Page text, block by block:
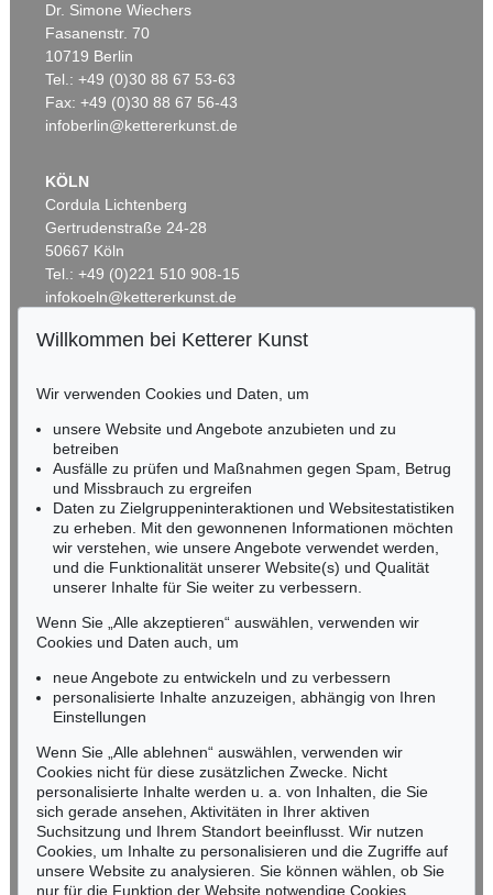
ANDY WARHOL
Marilyn Monroe (10 Blatt)
Ergebnis:€ 4.488.000
Hockende, 1910
WASSILY KANDINSKY
Murnau, 1908
Ergebnis:
Dr. Simone Wiechers
Fasanenstr. 70
10719 Berlin
Tel.: +49 (0)30 88 67 53-63
Fax: +49 (0)30 88 67 56-43
infoberlin@kettererkunst.de
KÖLN
Cordula Lichtenberg
Gertrudenstraße 24-28
50667 Köln
Tel.: +49 (0)221 510 908-15
infokoeln@kettererkunst.de
RHEINLAND-PFALZ
Miriam Heß
Tel.: +49 (0)62 21 58 80-038
Fax: +49 (0)62 21 58 80-595
infoheidelberg@kettererkunst.de
NORDDEUTSCHLAND
Nico Kassel, M.A.
Tel.: +49 (0)89 55244-164
Mobil: +49 (0)171 8618661
n.kassel@kettererkunst.de
Keine Auktion mehr verpassen!
Wir informieren Sie rechtzeitig.
Jetzt zum Newsletter anmelden >
Willkommen bei Ketterer Kunst
Wir verwenden Cookies und Daten, um
unsere Website und Angebote anzubieten und zu
betreiben
Ausfälle zu prüfen und Maßnahmen gegen Spam, Betrug
und Missbrauch zu ergreifen
Daten zu Zielgruppeninteraktionen und Websitestatistiken
zu erheben. Mit den gewonnenen Informationen möchten
wir verstehen, wie unsere Angebote verwendet werden,
und die Funktionalität unserer Website(s) und Qualität
unserer Inhalte für Sie weiter zu verbessern.
Wenn Sie „Alle akzeptieren“ auswählen, verwenden wir
Cookies und Daten auch, um
neue Angebote zu entwickeln und zu verbessern
personalisierte Inhalte anzuzeigen, abhängig von Ihren
Einstellungen
Wenn Sie „Alle ablehnen“ auswählen, verwenden wir
Cookies nicht für diese zusätzlichen Zwecke. Nicht
personalisierte Inhalte werden u. a. von Inhalten, die Sie
sich gerade ansehen, Aktivitäten in Ihrer aktiven
Suchsitzung und Ihrem Standort beeinflusst. Wir nutzen
Cookies, um Inhalte zu personalisieren und die Zugriffe auf
unsere Website zu analysieren. Sie können wählen, ob Sie
nur für die Funktion der Website notwendige Cookies